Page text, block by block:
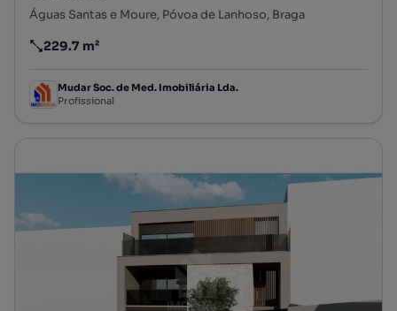
Águas Santas e Moure, Póvoa de Lanhoso, Braga
Preço por metro quadrado
229.7 m²
Mudar Soc. de Med. Imobiliária Lda.
Profissional